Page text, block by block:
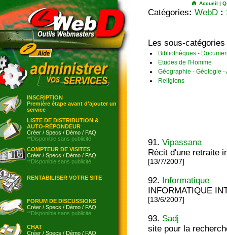
INSCRIPTION
Première étape avant d'ajouter un
service
LISTE DE DISTRIBUTION &
AUTO-RÉPONDEUR
Créer / Specs / Démo / FAQ
**Disponible sans publicité
COMPTEUR DE VISITES
Créer / Specs / Démo / FAQ
**Disponible sans publicité
RENTABILISER VOTRE SITE
FORUM DE DISCUSSIONS
Créer / Specs / Démo / FAQ
**Disponible sans publicité
CHAT
Créer / Specs / Démo / FAQ
Accueil |
Catégories: WebD :
Les sous-catégories
Bibliothèques -
Etudes de l'Homme
Géographie - Géologie -
Religions
91.Vipassana
Récit d'une retraite
[13/7/2007]
92. Informatique
INFORMATIQUE
[13/6/2007]
93. Sadj
site pour la